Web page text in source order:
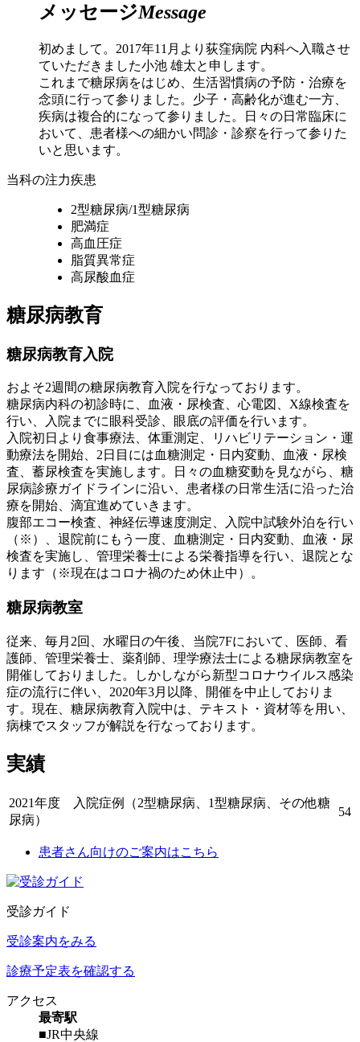
メッセージMessage
初めまして。2017年11月より荻窪病院 内科へ入職させ
ていただきました小池 雄太と申します。
これまで糖尿病をはじめ、生活習慣病の予防・治療を
念頭に行って参りました。少子・高齢化が進む一方、
疾病は複合的になって参りました。日々の日常臨床に
おいて、患者様への細かい問診・診察を行って参りた
いと思います。
当科の注力疾患
2型糖尿病/1型糖尿病
肥満症
高血圧症
脂質異常症
高尿酸血症
糖尿病教育
糖尿病教育入院
およそ2週間の糖尿病教育入院を行なっております。
糖尿病内科の初診時に、血液・尿検査、心電図、X線検査を
行い、入院までに眼科受診、眼底の評価を行います。
入院初日より食事療法、体重測定、リハビリテーション・運
動療法を開始、2日目には血糖測定・日内変動、血液・尿検
査、蓄尿検査を実施します。日々の血糖変動を見ながら、糖
尿病診療ガイドラインに沿い、患者様の日常生活に沿った治
療を開始、滴宜進めていきます。
腹部エコー検査、神経伝導速度測定、入院中試験外泊を行い
（※）、退院前にもう一度、血糖測定・日内変動、血液・尿
検査を実施し、管理栄養士による栄養指導を行い、退院とな
ります（※現在はコロナ禍のため休止中）。
糖尿病教室
従来、毎月2回、水曜日の午後、当院7Fにおいて、医師、看
護師、管理栄養士、薬剤師、理学療法士による糖尿病教室を
開催しておりました。しかしながら新型コロナウイルス感染
症の流行に伴い、2020年3月以降、開催を中止しておりま
す。現在、糖尿病教育入院中は、テキスト・資材等を用い、
病棟でスタッフが解説を行なっております。
実績
2021年度 入院症例（2型糖尿病、1型糖尿病、その他糖
尿病）
54
患者さん向けのご案内はこちら
受診ガイド
受診案内をみる
診療予定表を確認する
アクセス
最寄駅
■JR中央線